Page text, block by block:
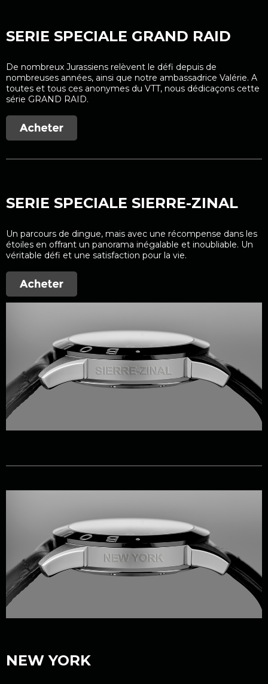
SERIE SPECIALE GRAND RAID
De nombreux Jurassiens relèvent le défi depuis de
nombreuses années, ainsi que notre ambassadrice Valérie. A
toutes et tous ces anonymes du VTT, nous dédicaçons cette
série GRAND RAID.
SERIE SPECIALE SIERRE-ZINAL
Un parcours de dingue, mais avec une récompense dans les
étoiles en offrant un panorama inégalable et inoubliable. Un
véritable défi et une satisfaction pour la vie.
NEW YORK